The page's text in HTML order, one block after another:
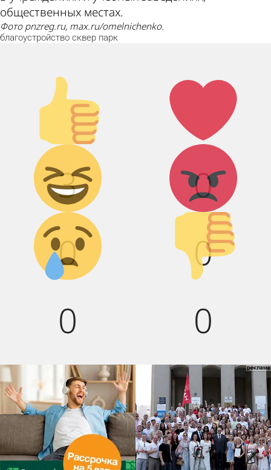
общественных местах.
Фото pnzreg.ru, max.ru/omelnichenko.
благоустройство сквер парк
Палец
вверх!
3
Лайк!
0
Дикий смех!
0
Агрессия!
0
Грусть :(
0
Палец вниз!
0